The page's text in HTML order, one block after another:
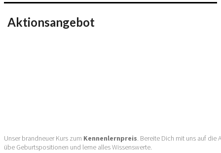
Aktionsangebot
Unser brandneuer Kurs zum Kennenlernpreis. Bereite Dich mit uns auf die
übe Geburtspositionen und lerne alles Wissenswerte.